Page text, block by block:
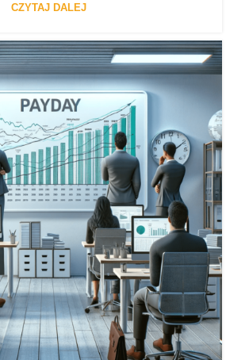
CZYTAJ DALEJ